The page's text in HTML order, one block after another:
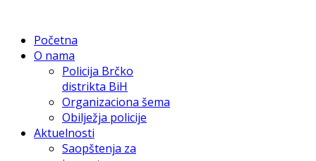
Početna
O nama
Policija Brčko
distrikta BiH
Organizaciona šema
Obilježja policije
Aktuelnosti
Saopštenja za